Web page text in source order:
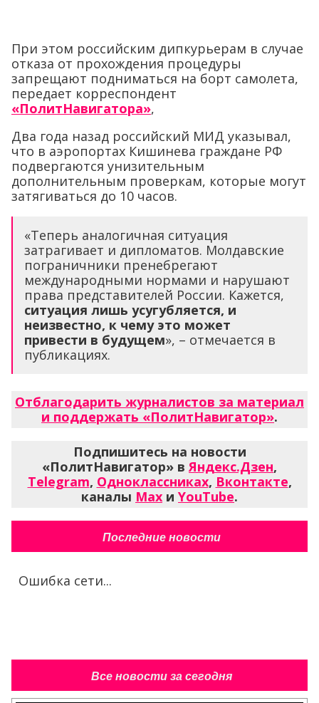
При этом российским дипкурьерам в случае
отказа от прохождения процедуры
запрещают подниматься на борт самолета,
передает корреспондент
«ПолитНавигатора»,
Два года назад российский МИД указывал,
что в аэропортах Кишинева граждане РФ
подвергаются унизительным
дополнительным проверкам, которые могут
затягиваться до 10 часов.
«Теперь аналогичная ситуация
затрагивает и дипломатов. Молдавские
пограничники пренебрегают
международными нормами и нарушают
права представителей России. Кажется,
ситуация лишь усугубляется, и
неизвестно, к чему это может
привести в будущем», – отмечается в
публикациях.
Отблагодарить журналистов за материал
и поддержать «ПолитНавигатор».
Подпишитесь на новости
«ПолитНавигатор» в Яндекс.Дзен,
Telegram, Одноклассниках, Вконтакте,
каналы Max и YouTube.
Последние новости
Ошибка сети...
Все новости за сегодня